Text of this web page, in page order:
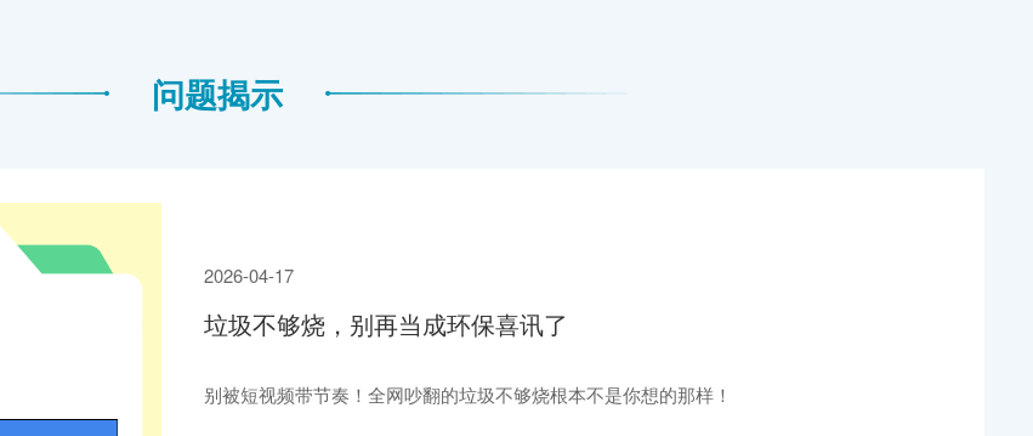
问题揭示
2026-04-17
垃圾不够烧，别再当成环保喜讯了
别被短视频带节奏！全网吵翻的垃圾不够烧根本不是你想的那样！